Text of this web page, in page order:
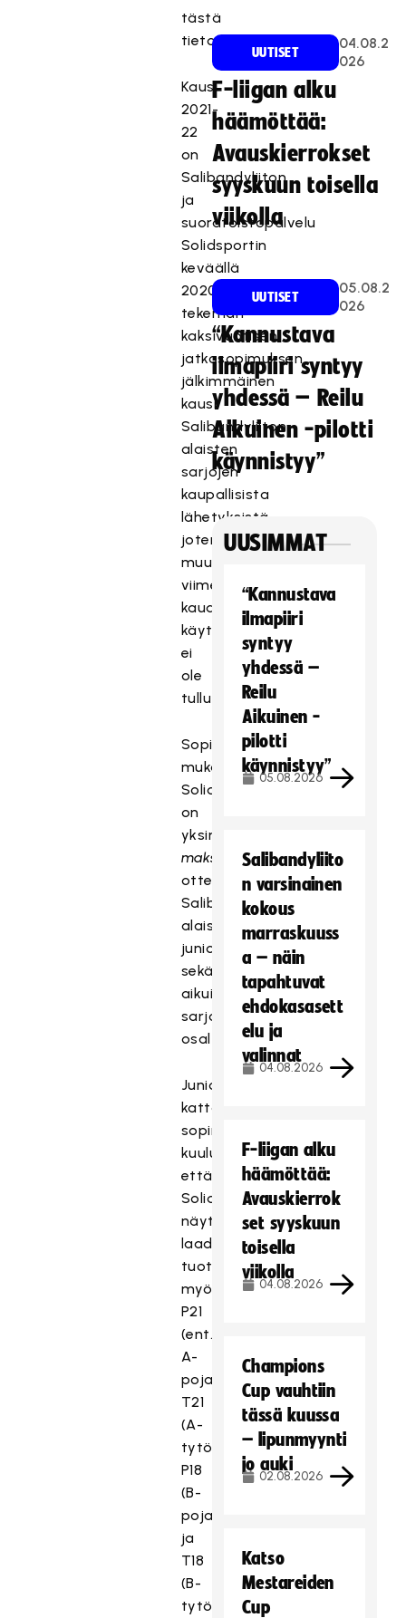
tästä
tietopaketista.
Kausi
2021-
22
on
Salibandyliiton
ja
suoratoistopalvelu
Solidsportin
keväällä
2020
tekemän
kaksivuotisen
jatkosopimuksen
jälkimmäinen
kausi
Salibandyliiton
alaisten
sarjojen
kaupallisista
lähetyksistä,
joten
muutoksia
viime
kauden
käytänteisiin
ei
ole
tullut.
Sopimuksen
mukaan
Solidsportilla
on
yksinoikeus
maksullisiin
ottelulähetyksiin
Salibandyliiton
alaisten
juniorisarjojen
sekä
aikuisten
sarjojen
osalta.
Juniorisarjat
kattavaan
sopimukseen
kuuluu,
että
Solidsport
näyttää
laadukkaasti
tuotettuina
myös
P21
(ent.
A-
pojat),
T21
(A-
tytöt),
P18
(B-
pojat)
ja
T18
(B-
tytöt)
UUTISET
04.08.2
026
F-liigan alku
häämöttää:
Avauskierrokset
syyskuun toisella
viikolla
UUTISET
05.08.2
026
“Kannustava
ilmapiiri syntyy
yhdessä – Reilu
Aikuinen -pilotti
käynnistyy”
UUSIMMAT
“Kannustava
ilmapiiri
syntyy
yhdessä –
Reilu
Aikuinen -
pilotti
käynnistyy”
05.08.2026
Salibandyliito
n varsinainen
kokous
marraskuuss
a – näin
tapahtuvat
ehdokasasett
elu ja
valinnat
04.08.2026
F-liigan alku
häämöttää:
Avauskierrok
set syyskuun
toisella
viikolla
04.08.2026
Champions
Cup vauhtiin
tässä kuussa
– lipunmyynti
jo auki
02.08.2026
Katso
Mestareiden
Cup